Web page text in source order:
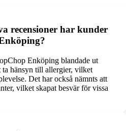
recensioner har kunder
Enköping blandade ut
ta hänsyn till allergier, vilket
Det har också nämnts att
vilket skapat besvär för vissa